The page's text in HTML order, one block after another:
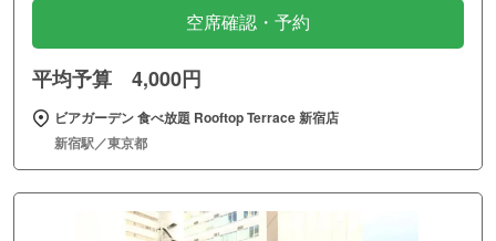
空席確認・予約
平均予算 4,000円
ビアガーデン 食べ放題 Rooftop Terrace 新宿店
新宿駅／東京都